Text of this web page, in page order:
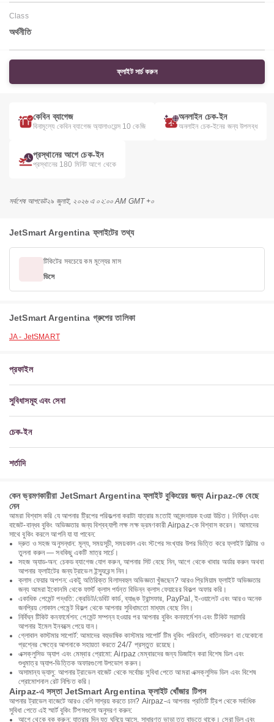
Class
অর্থনীতি
ফ্লাইট সার্চ করুন
কেবিন ব্যাগেজ
বিনামূল্যে কেবিন ব্যাগেজ অ্যালাওয়েন্স 10 কেজি
অনলাইন চেক-ইন
অনলাইন চেক-ইনের জন্য উপলব্ধ
প্রস্থানের আগে চেক-ইন
প্রস্থানের 180 মিনিট আগে থেকে
সর্বশেষ আপডেট২৯ জুলাই, ২০২৬ এ ০২:০০ AM GMT +০
JetSmart Argentina ফ্লাইটের তথ্য
টিকিটের সবচেয়ে কম মূল্যের মাস
ডিসে
JetSmart Argentina গ্রুপের তালিকা
JA - JetSMART
প্রফাইল
সুবিধাসমূহ এবং সেবা
চেক-ইন
শর্তাদি
কেন ভ্রমণকারীরা JetSmart Argentina ফ্লাইট বুকিংয়ের জন্য Airpaz-কে বেছে
নেন
আমরা বিশ্বাস করি যে আপনার ট্রিপের পরিকল্পনা করাটা যাত্রার মতোই আনন্দদায়ক হওয়া উচিত। নির্বিঘ্ন এবং
বাজেট-বান্ধব বুকিং অভিজ্ঞতার জন্য বিশ্বব্যাপী লক্ষ লক্ষ ভ্রমণকারী Airpaz-কে বিশ্বাস করেন। আমাদের
সাথে বুকিং করলে আপনি যা যা পাবেন:
দ্রুত ও সহজ অনুসন্ধান: মূল্য, সময়সূচী, সময়কাল এবং স্টপের সংখ্যার উপর ভিত্তি করে ফ্লাইট ফিল্টার ও
তুলনা করুন — সবকিছু একটি মাত্র সার্চে।
সহজ অ্যাড-অন: চেকড ব্যাগেজ যোগ করুন, আপনার সিট বেছে নিন, আগে থেকে খাবার অর্ডার করুন অথবা
আপনার ফ্লাইটের জন্য ট্রাভেল ইন্স্যুরেন্স নিন।
ক্লাস ফেয়ার অপশন: একটু অতিরিক্ত বিলাসবহুল অভিজ্ঞতা খুঁজছেন? আরও প্রিমিয়াম ফ্লাইট অভিজ্ঞতার
জন্য আমরা ইকোনমি থেকে ফার্স্ট ক্লাস পর্যন্ত বিভিন্ন ক্লাস ফেয়ারের বিকল্প অফার করি।
একাধিক পেমেন্ট পদ্ধতি: ক্রেডিট/ডেবিট কার্ড, ব্যাঙ্ক ট্রান্সফার, PayPal, ই-ওয়ালেট এবং আরও অনেক
জনপ্রিয় লোকাল পেমেন্ট বিকল্প থেকে আপনার সুবিধামতো মাধ্যম বেছে নিন।
নির্বিঘ্ন টিকিট কনফার্মেশন: পেমেন্ট সম্পন্ন হওয়ার পর আপনার বুকিং কনফার্মেশন এবং টিকিট সরাসরি
আপনার ইমেল ইনবক্সে পেয়ে যান।
গ্লোবাল কাস্টমার সাপোর্ট: আমাদের বহুভাষিক কাস্টমার সাপোর্ট টিম বুকিং পরিবর্তন, বাতিলকরণ বা যেকোনো
প্রশ্নের ক্ষেত্রে আপনাকে সহায়তা করতে 24/7 প্রস্তুত রয়েছে।
এক্সক্লুসিভ অ্যাপ এবং মেম্বার প্রোমো: Airpaz মেম্বারদের জন্য ডিজাইন করা বিশেষ ডিল এবং
শুধুমাত্র অ্যাপ-ভিত্তিক অফারগুলো উপভোগ করুন।
অসামান্য ভ্যালু: আপনার ট্রাভেল বাজেট থেকে সর্বোচ্চ সুবিধা পেতে আমরা এক্সক্লুসিভ ডিল এবং বিশেষ
প্রোমোশনাল রেট নিশ্চিত করি।
Airpaz-এ সস্তা JetSmart Argentina ফ্লাইট খোঁজার টিপস
আপনার ট্রাভেল বাজেটে আরও বেশি সাশ্রয় করতে চান? Airpaz-এ আপনার প্রতিটি ট্রিপ থেকে সর্বাধিক
সুবিধা পেতে এই স্মার্ট বুকিং টিপসগুলো অনুসরণ করুন:
আগে থেকে বুক করুন: যাত্রার দিন যত ঘনিয়ে আসে, সাধারণত ভাড়া তত বাড়তে থাকে। সেরা ডিল এবং